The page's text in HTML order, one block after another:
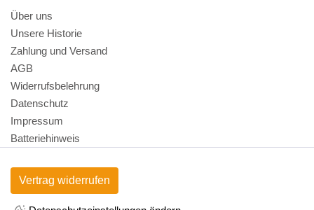
Über uns
Unsere Historie
Zahlung und Versand
AGB
Widerrufsbelehrung
Datenschutz
Impressum
Batteriehinweis
Vertrag widerrufen